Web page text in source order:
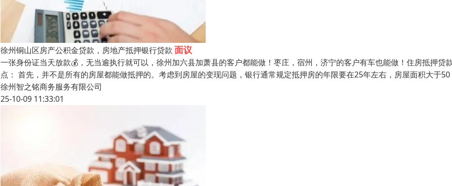
徐州铜山区房产公积金贷款，房地产抵押银行贷款 面议
一张身份证当天放款💰，无当逾执行就可以，徐州加六县加萧县的客户都能做！枣庄，宿州，济宁的客户有车也能做！住房抵押贷
点： 首先，并不是所有的房屋都能做抵押的。考虑到房屋的变现问题，银行通常规定抵押房的年限要在25年左右，房屋面积大于50
徐州智之铭商务服务有限公司
25-10-09 11:33:01